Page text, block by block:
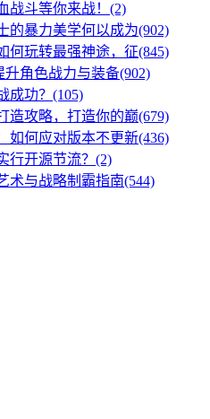
战斗等你来战！(2)
的暴力美学何以成为(902)
何玩转最强神途，征(845)
角色战力与装备(902)
成功？(105)
造攻略，打造你的巅(679)
如何应对版本不更新(436)
行开源节流？(2)
术与战略制霸指南(544)